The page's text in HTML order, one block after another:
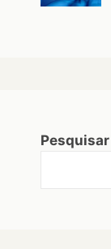
Pesquisar